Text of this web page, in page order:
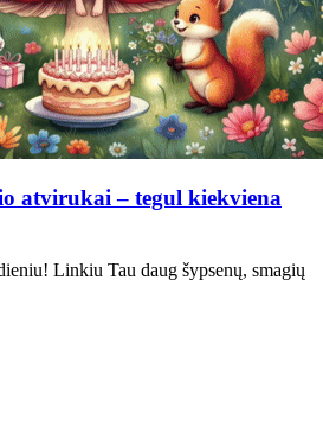
atvirukai – tegul kiekviena
Linkiu Tau daug šypsenų, smagių